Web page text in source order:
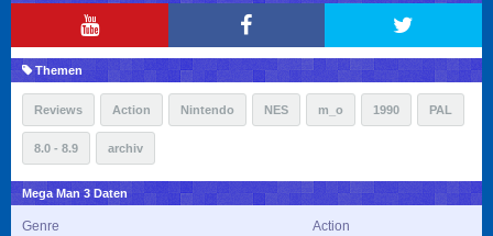
Themen
Reviews Action Nintendo NES m_o 1990 PAL
8.0 - 8.9 archiv
Mega Man 3 Daten
Genre Action